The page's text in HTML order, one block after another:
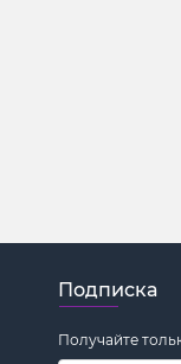
Подписка
Получайте